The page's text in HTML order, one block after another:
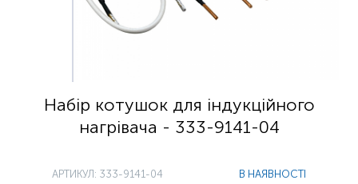
Набір котушок для індукційного
нагрівача - 333-9141-04
АРТИКУЛ: 333-9141-04 В НАЯВНОСТІ